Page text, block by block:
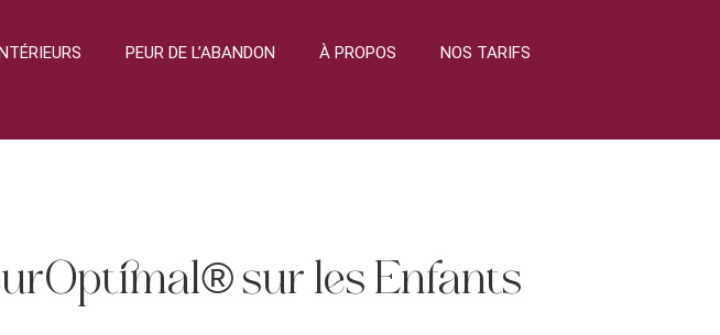
PEUR DE L’ABANDON À PROPOS NOS TARIFS
sur les Enfants